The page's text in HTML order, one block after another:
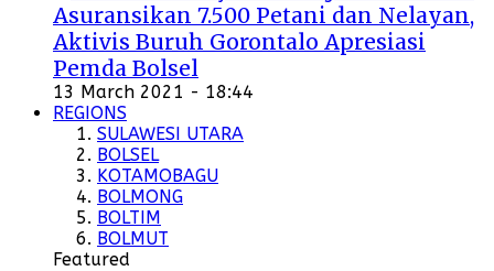
Asuransikan 7.500 Petani dan Nelayan,
Aktivis Buruh Gorontalo Apresiasi
Pemda Bolsel
13 March 2021 - 18:44
REGIONS
SULAWESI UTARA
BOLSEL
KOTAMOBAGU
BOLMONG
BOLTIM
BOLMUT
Featured